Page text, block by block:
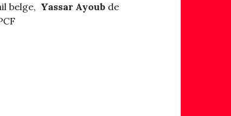
belge, Yassar Ayoub de